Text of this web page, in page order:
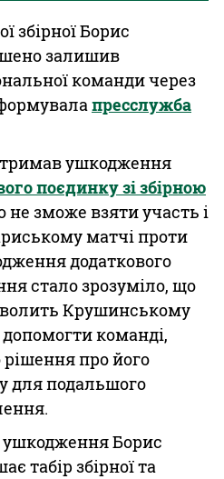
збірної Борис
залишив
команди через
пресслужба
ушкодження
поєдинку зі збірною
не зможе взяти участь і
матчі проти
додаткового
стало зрозуміло, що
Крушинському
команді,
про його
для подальшого
Борис
табір збірної та